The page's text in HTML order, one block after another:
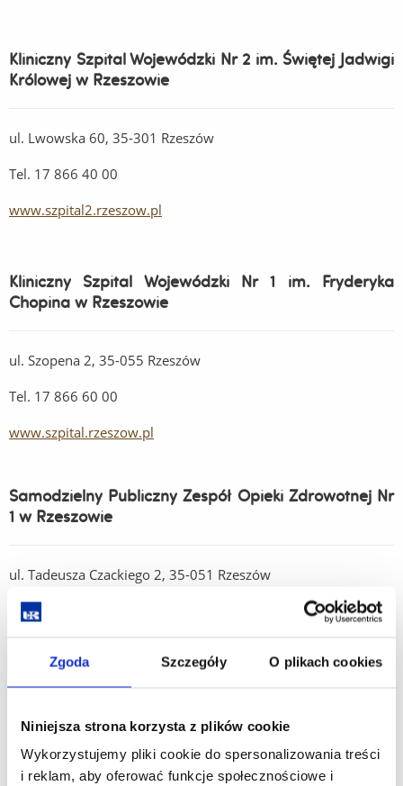
Zgoda Szczegóły O plikach cookies
Niniejsza strona korzysta z plików cookie
Wykorzystujemy pliki cookie do spersonalizowania treści
i reklam, aby oferować funkcje społecznościowe i
Kliniczny Szpital Wojewódzki Nr 2 im. Świętej Jadwigi
Królowej w Rzeszowie
ul. Lwowska 60, 35-301 Rzeszów
Tel. 17 866 40 00
www.szpital2.rzeszow.pl
Kliniczny Szpital Wojewódzki Nr 1 im. Fryderyka
Chopina w Rzeszowie
ul. Szopena 2, 35-055 Rzeszów
Tel. 17 866 60 00
www.szpital.rzeszow.pl
Samodzielny Publiczny Zespół Opieki Zdrowotnej Nr
1 w Rzeszowie
ul. Tadeusza Czackiego 2, 35-051 Rzeszów
Tel. 17 853 25 60
Centrum Medyczne w Łańcucie Sp. z o.o.
Ul. Paderewskiego 5, 37-100 Łańcut